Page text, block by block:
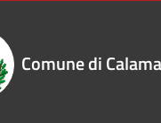
Comune di